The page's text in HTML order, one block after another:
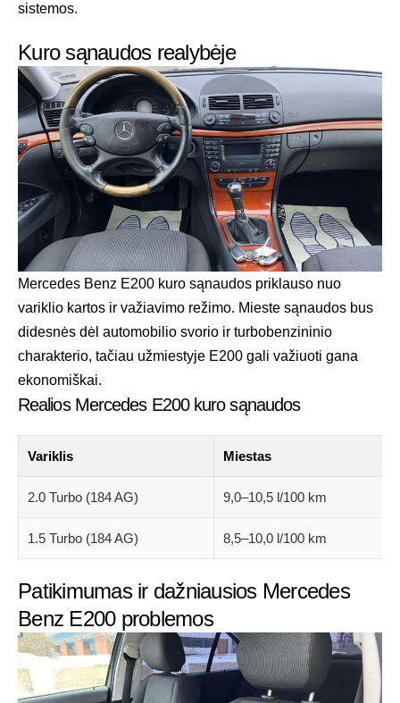
sistemos.
Kuro sąnaudos realybėje
Mercedes Benz E200 kuro sąnaudos priklauso nuo
variklio kartos ir važiavimo režimo. Mieste sąnaudos bus
didesnės dėl automobilio svorio ir turbobenzininio
charakterio, tačiau užmiestyje E200 gali važiuoti gana
ekonomiškai.
Realios Mercedes E200 kuro sąnaudos
Variklis Miestas
2.0 Turbo (184 AG) 9,0–10,5 l/100 km
1.5 Turbo (184 AG) 8,5–10,0 l/100 km
Patikimumas ir dažniausios Mercedes
Benz E200 problemos